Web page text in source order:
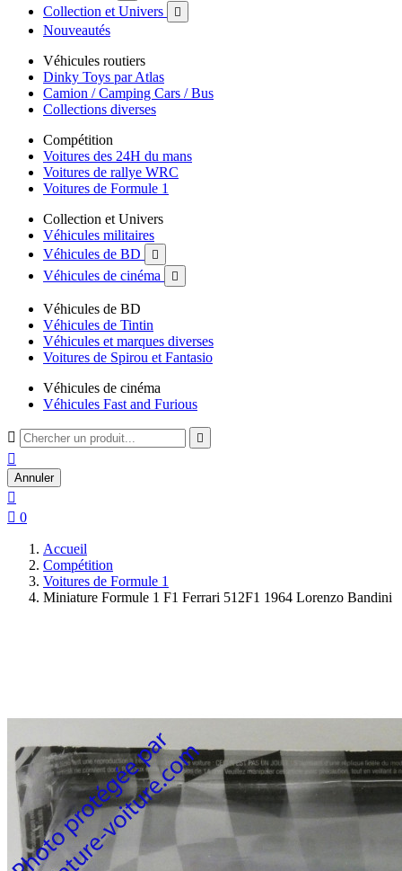
Collection et Univers 
Nouveautés
Véhicules routiers
Dinky Toys par Atlas
Camion / Camping Cars / Bus
Collections diverses
Compétition
Voitures des 24H du mans
Voitures de rallye WRC
Voitures de Formule 1
Collection et Univers
Véhicules militaires
Véhicules de BD

Véhicules de cinéma 
Véhicules de BD
Véhicules de Tintin
Véhicules et marques diverses
Voitures de Spirou et Fantasio
Véhicules de cinéma
Véhicules Fast and Furious
 

Annuler

 0
Accueil
Compétition
Voitures de Formule 1
Miniature Formule 1 F1 Ferrari 512F1 1964 Lorenzo Bandini